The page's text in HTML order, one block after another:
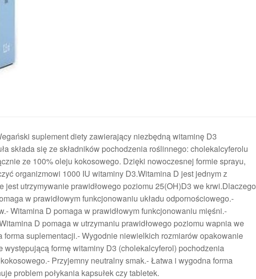
suplement diety zawierający niezbędną witaminę D3
składa się ze składników pochodzenia roślinnego: cholekalcyferolu
ze 100% oleju kokosowego. Dzięki nowoczesnej formie sprayu,
organizmowi 1000 IU witaminy D3.Witamina D jest jednym z
utrzymywanie prawidłowego poziomu 25(OH)D3 we krwi.Dlaczego
w prawidłowym funkcjonowaniu układu odpornościowego.-
Witamina D pomaga w prawidłowym funkcjonowaniu mięśni.-
D pomaga w utrzymaniu prawidłowego poziomu wapnia we
suplementacji.- Wygodnie niewielkich rozmiarów opakowanie
formę witaminy D3 (cholekalcyferol) pochodzenia
Przyjemny neutralny smak.- Łatwa i wygodna forma
problem połykania kapsułek czy tabletek.